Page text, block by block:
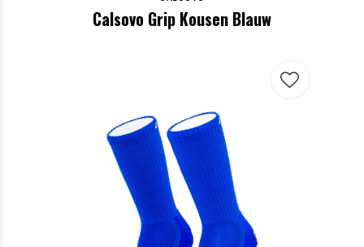
Calsovo Grip Kousen Blauw